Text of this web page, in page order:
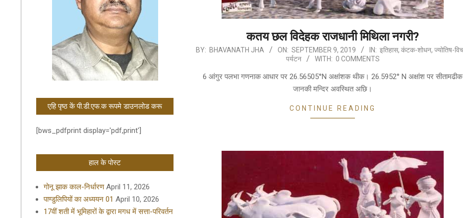
कतय छल विदेहक राजधानी मिथिला नगरी?
2019-
BY: BHAVANATH JHA ON: SEPTEMBER 9, 2019 IN: इतिहास, कंटक-शोधन, ज्योतिष-
पर्यटन
WITH: 0 COMMENTS
6 आंगुर पलभा गणनाक आधार पर 26.56505°N अक्षांशक थीक। 26.5952° N अक्षांश पर सीतामढीक
जानकी मन्दिर अवस्थित अछि।
CONTINUE READING
एहि पृष्ठ कें पी.डी.एफ.क रूपमे डाउनलोड करू
[bws_pdfprint display='pdf,print']
हाल के पोस्ट
गोनू झाक काल-निर्धारण April 11, 2026
पाण्डुलिपियों का अध्ययन 01 April 10, 2026
17वीं शती में भूमिहारों के द्वारा मगध में सत्ता-परिवर्तन